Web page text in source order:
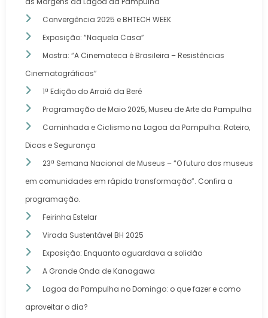
Convergência 2025 e BHTECH WEEK
Exposição: “Naquela Casa”
Mostra: “A Cinemateca é Brasileira – Resistências
Cinematográficas”
1ª Edição do Arraiá da Berê
Programação de Maio 2025, Museu de Arte da Pampulha
Caminhada e Ciclismo na Lagoa da Pampulha: Roteiro,
Dicas e Segurança
23ª Semana Nacional de Museus – “O futuro dos museus
em comunidades em rápida transformação”. Confira a
programação.
Feirinha Estelar
Virada Sustentável BH 2025
Exposição: Enquanto aguardava a solidão
A Grande Onda de Kanagawa
Lagoa da Pampulha no Domingo: o que fazer e como
aproveitar o dia?